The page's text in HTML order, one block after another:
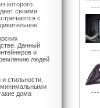
которого
своими
с
Данный
и
людей
стильности,
минимальными
дома